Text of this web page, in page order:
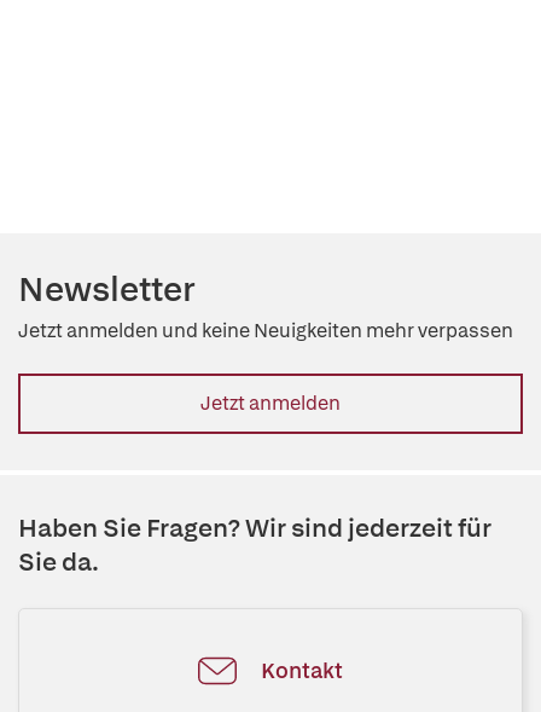
Newsletter
Jetzt anmelden und keine Neuigkeiten mehr verpassen
Jetzt anmelden
Haben Sie Fragen? Wir sind jederzeit für
Sie da.
Kontakt